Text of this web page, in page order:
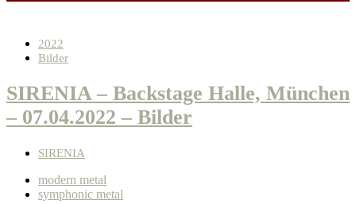
2022
Bilder
SIRENIA – Backstage Halle, München
– 07.04.2022 – Bilder
SIRENIA
modern metal
symphonic metal